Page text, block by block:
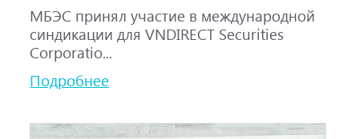
МБЭС принял участие в международной
синдикации для VNDIRECT Securities
Corporatio...
Подробнее